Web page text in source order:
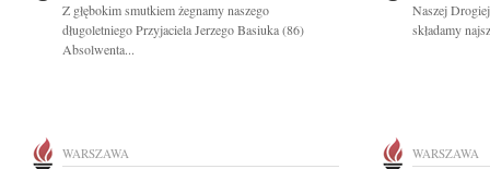
Z głębokim smutkiem żegnamy naszego
długoletniego Przyjaciela Jerzego Basiuka (86)
Absolwenta...
Naszej
składamy
WARSZAWA WARSZAWA